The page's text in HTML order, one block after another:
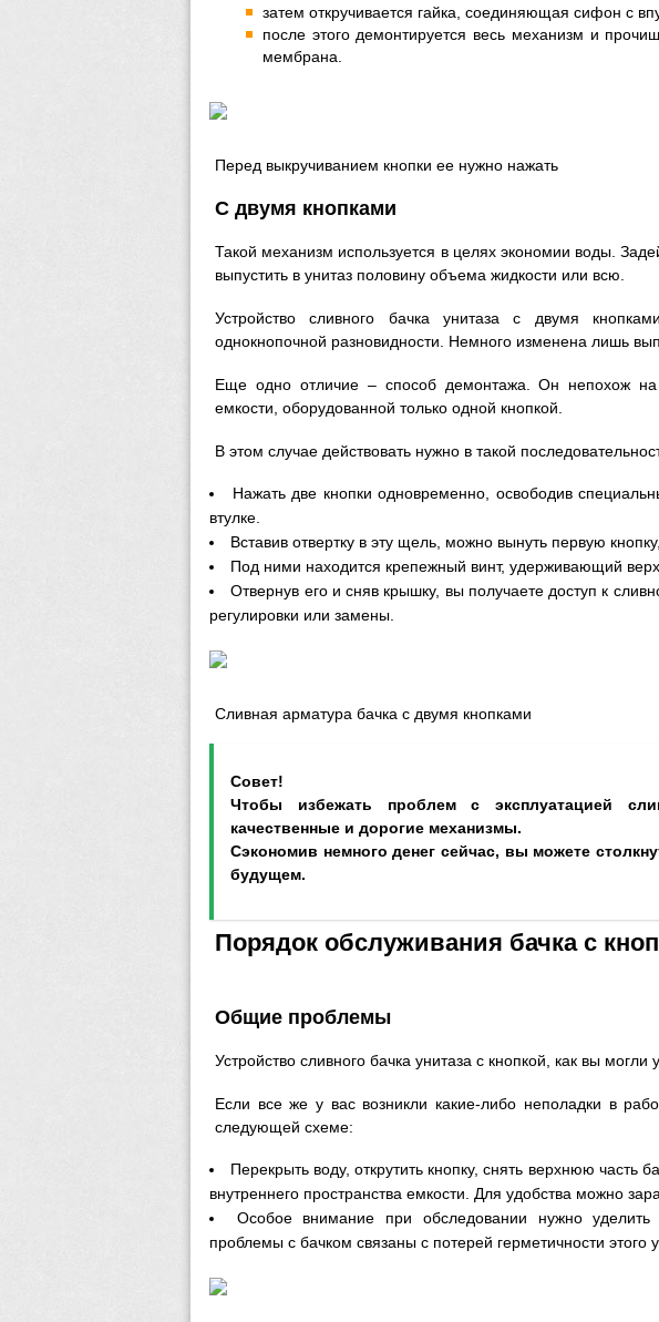
затем откручивается гайка, соединяющая сифон с
после этого демонтируется весь механизм и
мембрана.
Перед выкручиванием кнопки ее нужно нажать
С двумя кнопками
Такой механизм используется в целях экономии воды.
выпустить в унитаз половину объема жидкости или всю.
Устройство сливного бачка унитаза с двумя
однокнопочной разновидности. Немного изменена лишь
Еще одно отличие – способ демонтажа. Он непохож на
емкости, оборудованной только одной кнопкой.
В этом случае действовать нужно в такой
Нажать две кнопки одновременно, освободив
втулке.
Вставив отвертку в эту щель, можно вынуть первую
Под ними находится крепежный винт, удерживающий
Отвернув его и сняв крышку, вы получаете доступ к
регулировки или замены.
Сливная арматура бачка с двумя кнопками
Совет!
Чтобы избежать проблем с эксплуатацией
качественные и дорогие механизмы.
Сэкономив немного денег сейчас, вы можете
будущем.
Порядок обслуживания бачка с
Общие проблемы
Устройство сливного бачка унитаза с кнопкой, как вы
Если все же у вас возникли какие-либо неполадки в
следующей схеме:
Перекрыть воду, открутить кнопку, снять верхнюю часть
внутреннего пространства емкости. Для удобства можно
Особое внимание при обследовании нужно
проблемы с бачком связаны с потерей герметичности этого